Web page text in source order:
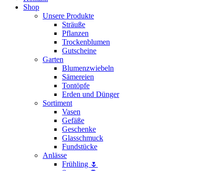
Shop
Unsere Produkte
Sträuße
Pflanzen
Trockenblumen
Gutscheine
Garten
Blumenzwiebeln
Sämereien
Tontöpfe
Erden und Dünger
Sortiment
Vasen
Gefäße
Geschenke
Glasschmuck
Fundstücke
Anlässe
Frühling 🌷